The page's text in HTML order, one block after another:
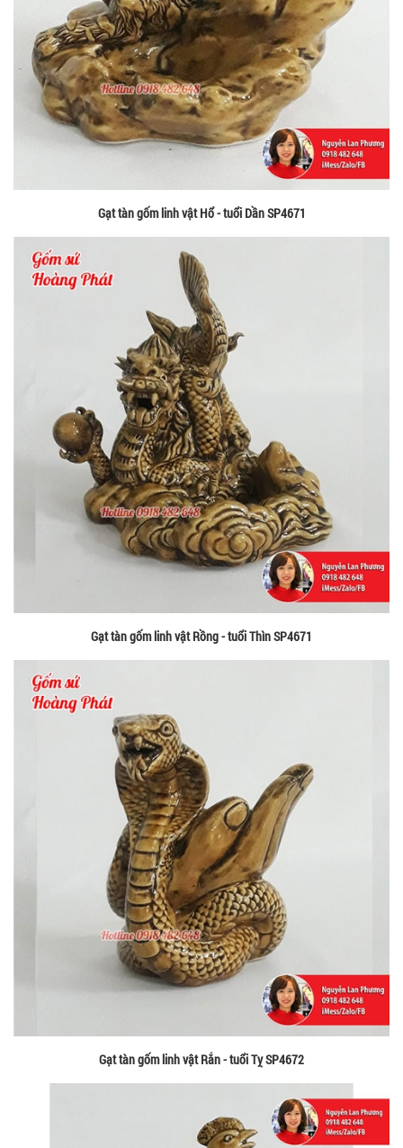
Gạt tàn gốm linh vật Hổ - tuổi Dần SP4671
Gạt tàn gốm linh vật Rồng - tuổi Thìn SP4671
Gạt tàn gốm linh vật Rắn - tuổi Tỵ SP4672